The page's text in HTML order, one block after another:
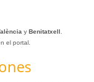
y Benitatxell
el portal.